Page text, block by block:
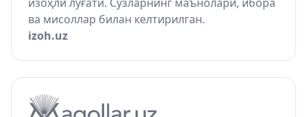
ва мисоллар билан келтирилган.
izoh.uz